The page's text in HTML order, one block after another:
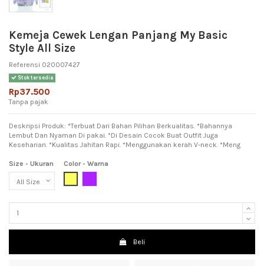
Kemeja Cewek Lengan Panjang My Basic
Style All Size
Referensi 020007427
Stok tersedia
Rp37.500
Tanpa pajak
Deskripsi Produk: *Terbuat Dari Bahan Pilihan Berkualitas. *Bahannya
Lembut Dan Nyaman Di pakai. *Di Desain Cocok Buat Outfit Juga
Keseharian. *Kualitas Jahitan Rapi. *Menggunakan kerah V-neck. *Meng
Size - Ukuran
Color - Warna
Beli